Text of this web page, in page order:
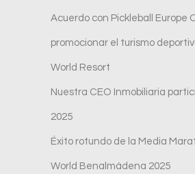
Acuerdo con Pickleball Europe
promocionar el turismo
World Resort
Nuestra CEO Inmobiliaria
2025
Éxito rotundo de la Media
World Benalmádena 2025